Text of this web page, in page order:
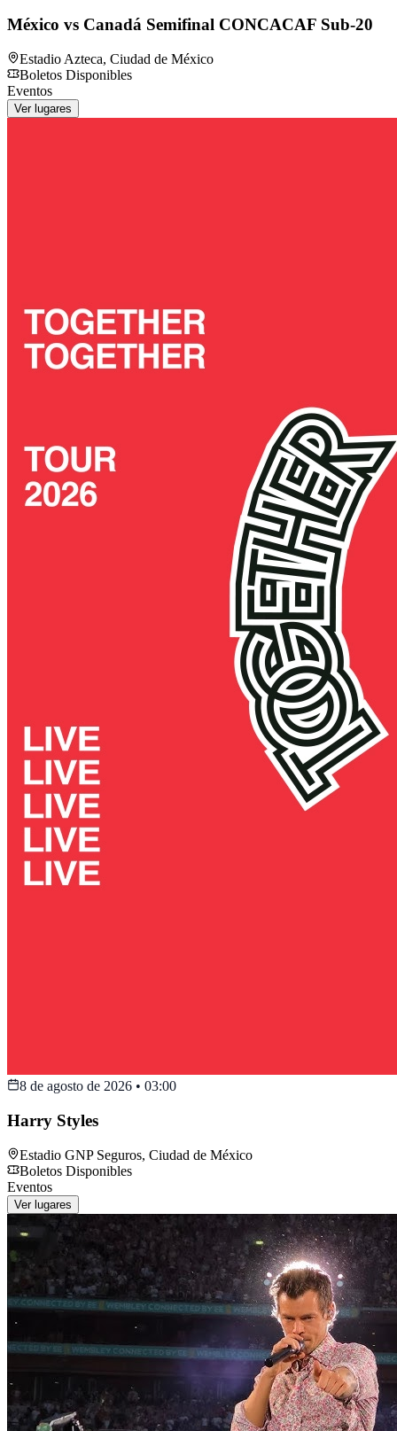
México vs Canadá Semifinal CONCACAF Sub-20
Estadio Azteca, Ciudad de México
Boletos Disponibles
Eventos
Ver lugares
8 de agosto de 2026 • 03:00
Harry Styles
Estadio GNP Seguros, Ciudad de México
Boletos Disponibles
Eventos
Ver lugares